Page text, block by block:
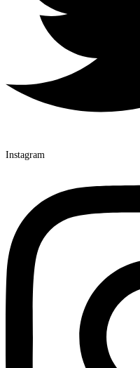
Instagram